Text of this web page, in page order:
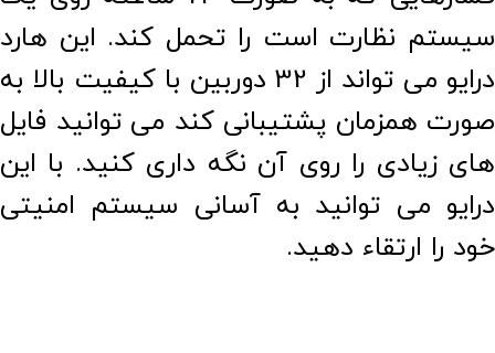
سیستم نظارت است را تحمل کند. این هارد
درایو می تواند از 32 دوربین با کیفیت بالا به
صورت همزمان پشتیبانی کند می توانید فایل
های زیادی را روی آن نگه داری کنید. با این
درایو می توانید به آسانی سیستم امنیتی
خود را ارتقاء دهید.